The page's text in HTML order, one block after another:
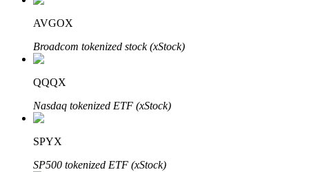
AVGOX
Broadcom tokenized stock (xStock)
QQQX
Nasdaq tokenized ETF (xStock)
SPYX
SP500 tokenized ETF (xStock)